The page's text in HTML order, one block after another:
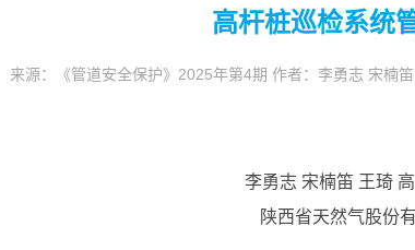
高杆桩巡检系统
来源：《管道安全保护》2025年第4期 作者：李勇志 宋楠
李勇志 宋楠笛 王琦
陕西省天然气股份